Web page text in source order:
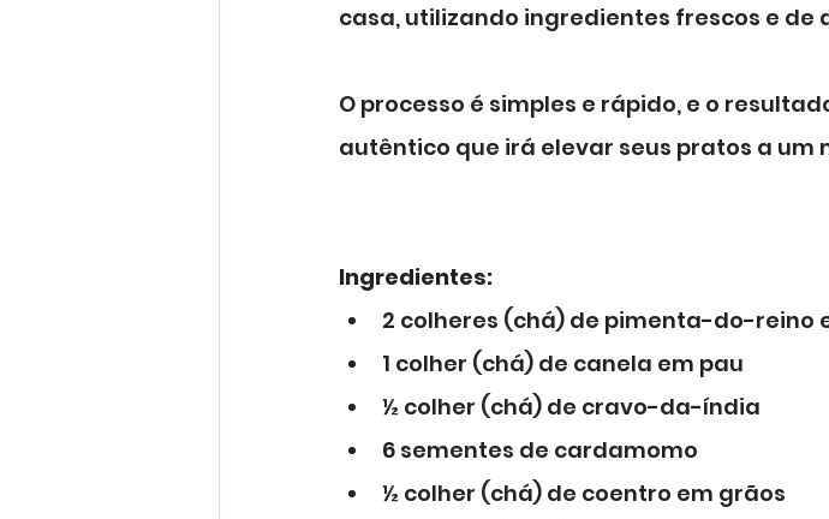
casa, utilizando ingredientes frescos e
O processo é simples e rápido, e o
autêntico que irá elevar seus pratos a um
Ingredientes:
2 colheres (chá) de pimenta-do-reino
1 colher (chá) de canela em pau
½ colher (chá) de cravo-da-índia
6 sementes de cardamomo
½ colher (chá) de coentro em grãos